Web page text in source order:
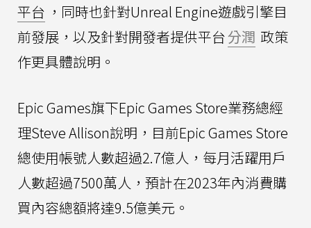
平台 ，同時也針對Unreal Engine遊戲引擎目
前發展，以及針對開發者提供平台分潤 政策
作更具體說明。
Epic Games旗下Epic Games Store業務總經
理Steve Allison說明，目前Epic Games Store
總使用帳號人數超過2.7億人，每月活躍用戶
人數超過7500萬人，預計在2023年內消費購
買內容總額將達9.5億美元。